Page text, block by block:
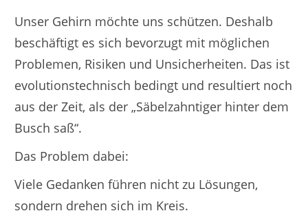
Unser Gehirn möchte uns schützen. Deshalb
beschäftigt es sich bevorzugt mit möglichen
Problemen, Risiken und Unsicherheiten. Das ist
evolutionstechnisch bedingt und resultiert noch
aus der Zeit, als der „Säbelzahntiger hinter dem
Busch saß“.
Das Problem dabei:
Viele Gedanken führen nicht zu Lösungen,
sondern drehen sich im Kreis.